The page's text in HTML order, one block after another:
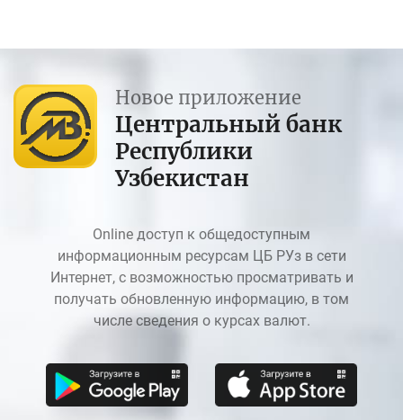
Новое приложение
Центральный банк
Республики
Узбекистан
Online доступ к общедоступным
информационным ресурсам ЦБ РУз в сети
Интернет, с возможностью просматривать и
получать обновленную информацию, в том
числе сведения о курсах валют.